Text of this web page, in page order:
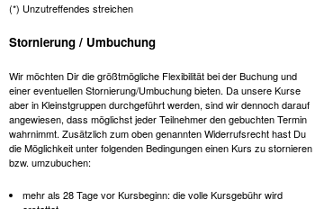
(*) Unzutreffendes streichen
Stornierung / Umbuchung
Wir möchten Dir die größtmögliche Flexibilität bei der Buchung und
einer eventuellen Stornierung/Umbuchung bieten. Da unsere Kurse
aber in Kleinstgruppen durchgeführt werden, sind wir dennoch darauf
angewiesen, dass möglichst jeder Teilnehmer den gebuchten Termin
wahrnimmt. Zusätzlich zum oben genannten Widerrufsrecht hast Du
die Möglichkeit unter folgenden Bedingungen einen Kurs zu stornieren
bzw. umzubuchen:
mehr als 28 Tage vor Kursbeginn: die volle Kursgebühr wird